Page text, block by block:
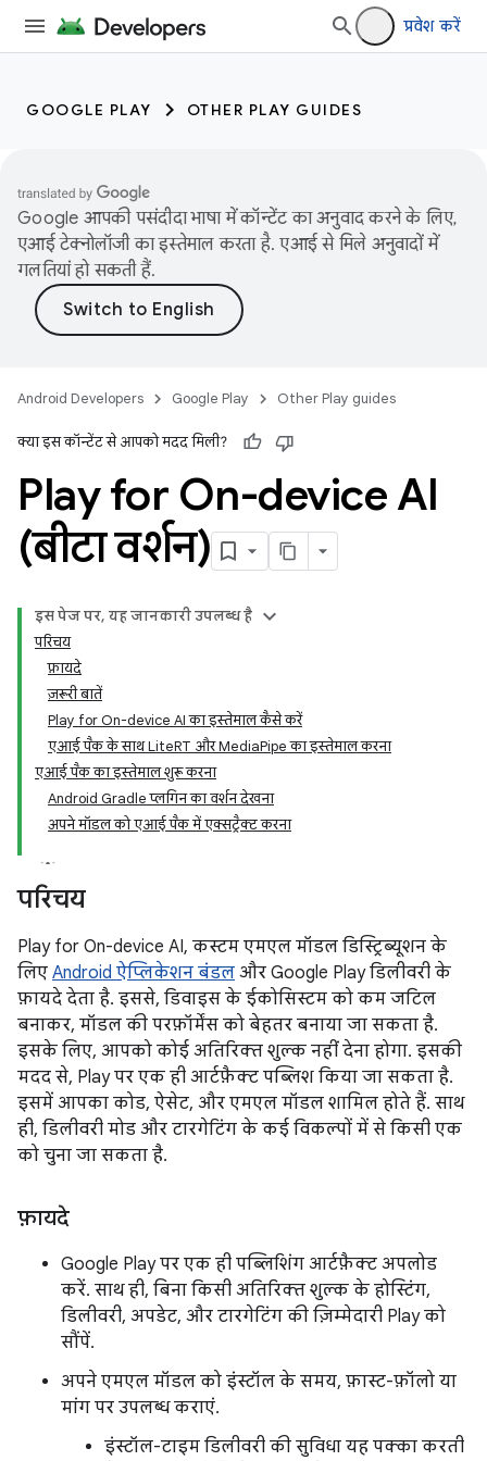
प्रवेश करें
GOOGLE PLAY OTHER PLAY GUIDES
Google आपकी पसंदीदा भाषा में कॉन्टेंट का अनुवाद करने के लिए,
एआई टेक्नोलॉजी का इस्तेमाल करता है. एआई से मिले अनुवादों में
गलतियां हो सकती हैं.
Android Developers Google Play Other Play guides
क्या इस कॉन्टेंट से आपको मदद मिली?
Play for On-device AI
(बीटा वर्शन)
इस पेज पर, यह जानकारी उपलब्ध है
परिचय
फ़ायदे
ज़रूरी बातें
Play for On-device AI का इस्तेमाल कैसे करें
एआई पैक के साथ LiteRT और MediaPipe का इस्तेमाल करना
एआई पैक का इस्तेमाल शुरू करना
Android Gradle प्लगिन का वर्शन देखना
अपने मॉडल को एआई पैक में एक्सट्रैक्ट करना
परिचय
Play for On-device AI, कस्टम एमएल मॉडल डिस्ट्रिब्यूशन के
लिए Android ऐप्लिकेशन बंडल और Google Play डिलीवरी के
फ़ायदे देता है. इससे, डिवाइस के ईकोसिस्टम को कम जटिल
बनाकर, मॉडल की परफ़ॉर्मेंस को बेहतर बनाया जा सकता है.
इसके लिए, आपको कोई अतिरिक्त शुल्क नहीं देना होगा. इसकी
मदद से, Play पर एक ही आर्टफ़ैक्ट पब्लिश किया जा सकता है.
इसमें आपका कोड, ऐसेट, और एमएल मॉडल शामिल होते हैं. साथ
ही, डिलीवरी मोड और टारगेटिंग के कई विकल्पों में से किसी एक
को चुना जा सकता है.
फ़ायदे
Google Play पर एक ही पब्लिशिंग आर्टफ़ैक्ट अपलोड
करें. साथ ही, बिना किसी अतिरिक्त शुल्क के होस्टिंग,
डिलीवरी, अपडेट, और टारगेटिंग की ज़िम्मेदारी Play को
सौंपें.
अपने एमएल मॉडल को इंस्टॉल के समय, फ़ास्ट-फ़ॉलो या
मांग पर उपलब्ध कराएं.
इंस्टॉल-टाइम डिलीवरी की सुविधा यह पक्का करती